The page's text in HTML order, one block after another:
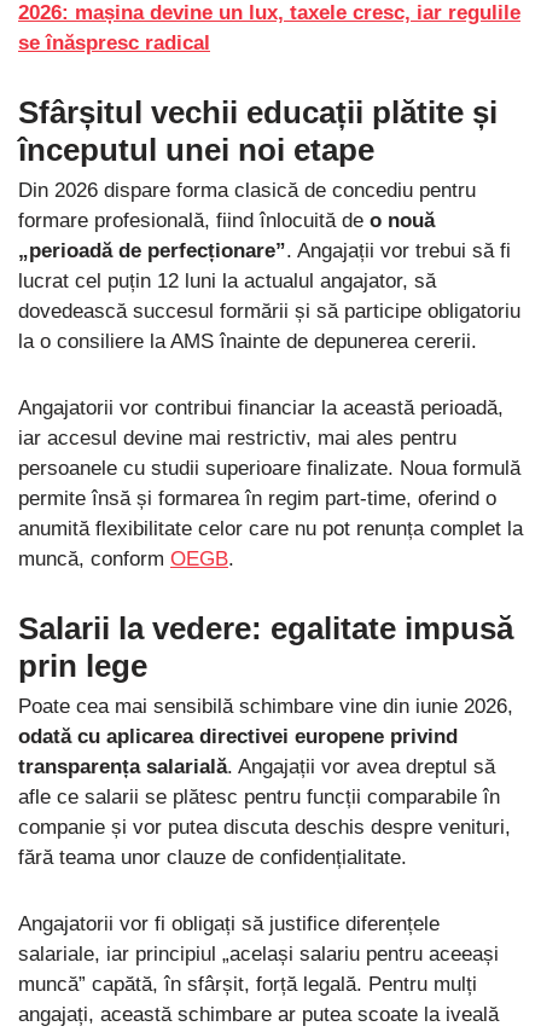
2026: mașina devine un lux, taxele cresc, iar regulile
se înăspresc radical
Sfârșitul vechii educații plătite și
începutul unei noi etape
Din 2026 dispare forma clasică de concediu pentru
formare profesională, fiind înlocuită de o nouă
„perioadă de perfecționare”. Angajații vor trebui să fi
lucrat cel puțin 12 luni la actualul angajator, să
dovedească succesul formării și să participe obligatoriu
la o consiliere la AMS înainte de depunerea cererii.
Angajatorii vor contribui financiar la această perioadă,
iar accesul devine mai restrictiv, mai ales pentru
persoanele cu studii superioare finalizate. Noua formulă
permite însă și formarea în regim part-time, oferind o
anumită flexibilitate celor care nu pot renunța complet la
muncă, conform OEGB.
Salarii la vedere: egalitate impusă
prin lege
Poate cea mai sensibilă schimbare vine din iunie 2026,
odată cu aplicarea directivei europene privind
transparența salarială. Angajații vor avea dreptul să
afle ce salarii se plătesc pentru funcții comparabile în
companie și vor putea discuta deschis despre venituri,
fără teama unor clauze de confidențialitate.
Angajatorii vor fi obligați să justifice diferențele
salariale, iar principiul „același salariu pentru aceeași
muncă” capătă, în sfârșit, forță legală. Pentru mulți
angajați, această schimbare ar putea scoate la iveală